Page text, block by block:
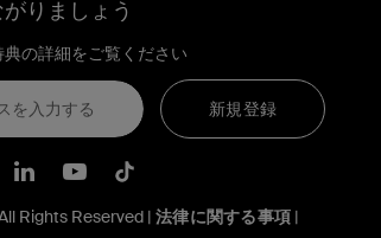
りましょう
の詳細をご覧ください
新規登録
Facebook
Instagram
Belkin LinkedIn
Belkin Youtube
Belkin TikTok
Rights Reserved |法律に関する事項 |